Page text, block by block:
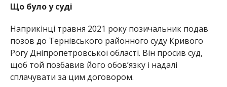
Що було у суді
Наприкінці травня 2021 року позичальник подав
позов до Тернівського районного суду Кривого
Рогу Дніпропетровської області. Він просив суд,
щоб той позбавив його обов’язку і надалі
сплачувати за цим договором.